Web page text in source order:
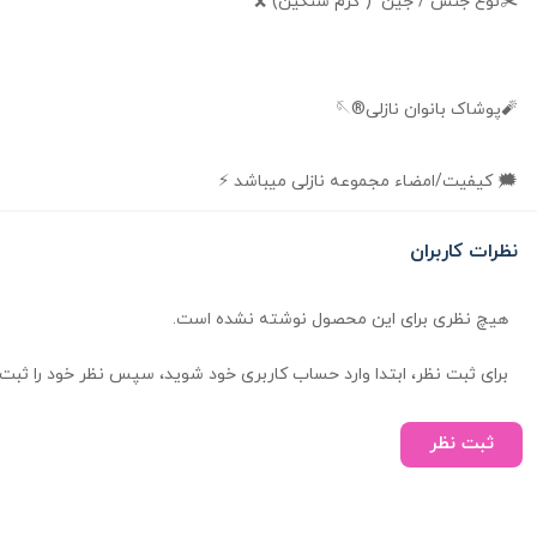
🧨پوشاک بانوان نازلی®🪡
🗯️ کیفیت/امضاء مجموعه نازلی میباشد ⚡️
نظرات کاربران
هیچ نظری برای این محصول نوشته نشده است.
برای ثبت نظر، ابتدا وارد حساب کاربری خود شوید، سپس نظر خود را ثبت
ثبت نظر